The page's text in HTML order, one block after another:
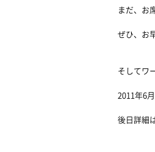
まだ、お
ぜひ、お
そしてワ
2011年6
後日詳細